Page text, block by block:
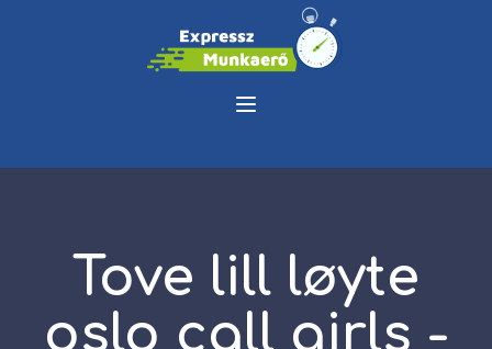
Tove lill løyte
oslo call girls -